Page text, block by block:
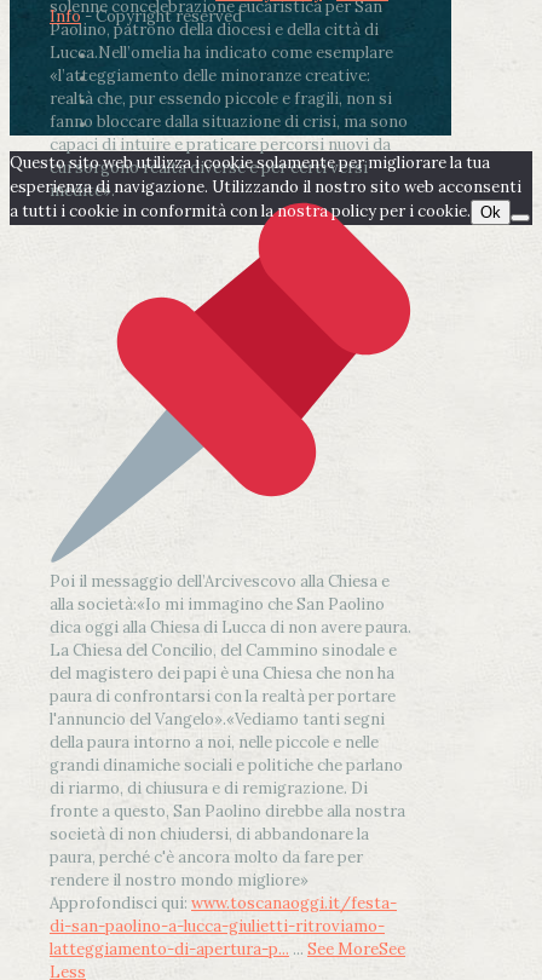
solenne concelebrazione eucaristica per San
Paolino, patrono della diocesi e della città di
Lucca.Nell’omelia ha indicato come esemplare
«l’atteggiamento delle minoranze creative:
realtà che, pur essendo piccole e fragili, non si
fanno bloccare dalla situazione di crisi, ma sono
capaci di intuire e praticare percorsi nuovi da
cui sorgono realtà diverse e per certi versi
inedite».
Poi il messaggio dell’Arcivescovo alla Chiesa e
alla società:«Io mi immagino che San Paolino
dica oggi alla Chiesa di Lucca di non avere paura.
La Chiesa del Concilio, del Cammino sinodale e
del magistero dei papi è una Chiesa che non ha
paura di confrontarsi con la realtà per portare
l'annuncio del Vangelo».«Vediamo tanti segni
della paura intorno a noi, nelle piccole e nelle
grandi dinamiche sociali e politiche che parlano
di riarmo, di chiusura e di remigrazione. Di
fronte a questo, San Paolino direbbe alla nostra
società di non chiudersi, di abbandonare la
paura, perché c'è ancora molto da fare per
rendere il nostro mondo migliore»
Approfondisci qui: www.toscanaoggi.it/festa-
di-san-paolino-a-lucca-giulietti-ritroviamo-
latteggiamento-di-apertura-p... ... See MoreSee
Less
Info- Copyright reserved
Questo sito web utilizza i cookie solamente per migliorare la tua
esperienza di navigazione. Utilizzando il nostro sito web acconsenti
a tutti i cookie in conformità con la nostra policy per i cookie. Ok